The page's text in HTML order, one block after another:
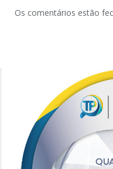
Os comentários estão